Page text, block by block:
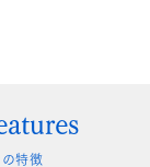
特徴